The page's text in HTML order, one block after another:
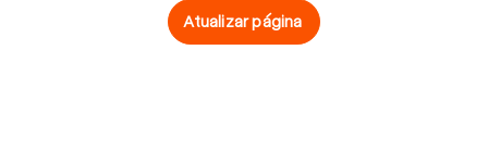
Atualizar página